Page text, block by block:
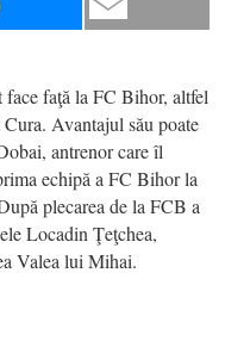
faţă la FC Bihor, altfel
Avantajul său poate
antrenor care îl
echipă a FC Bihor la
plecarea de la FCB a
Locadin Ţeţchea,
Valea lui Mihai.